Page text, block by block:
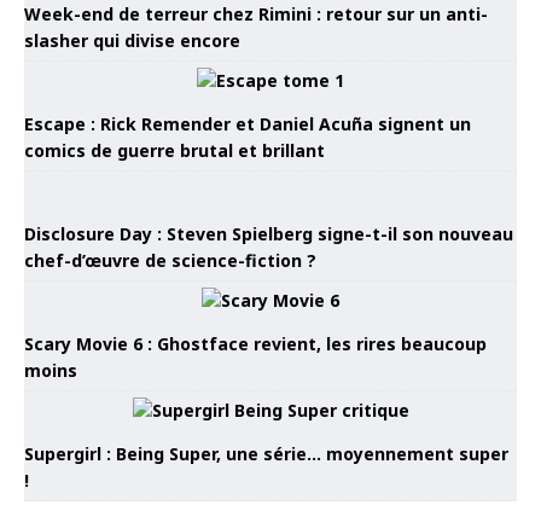
Week-end de terreur chez Rimini : retour sur un anti-
slasher qui divise encore
Escape : Rick Remender et Daniel Acuña signent un
comics de guerre brutal et brillant
Disclosure Day : Steven Spielberg signe-t-il son nouveau
chef-d’œuvre de science-fiction ?
Scary Movie 6 : Ghostface revient, les rires beaucoup
moins
Supergirl : Being Super, une série… moyennement super
!